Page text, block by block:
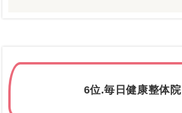
6位.毎日健康整体院